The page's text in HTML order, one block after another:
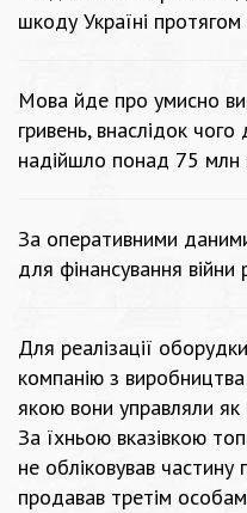
шкоду Україні
Мова йде про умисно
гривень, внаслідок
надійшло понад 75 млн
За оперативними
для фінансування
Для реалізації
компанію з виробництва
якою вони управляли як
За їхньою вказівкою
не обліковував частину
продавав третім